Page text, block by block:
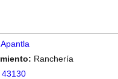
Apantla
Ranchería
43130